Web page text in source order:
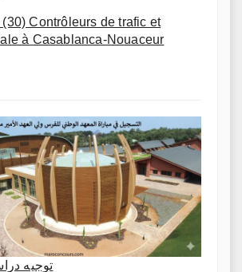
(30) Contrôleurs de trafic et
à Casablanca-Nouaceur
توجيه